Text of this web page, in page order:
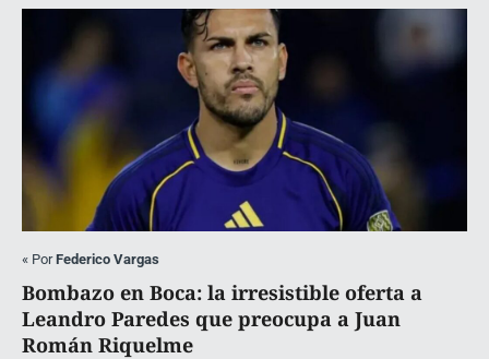
« PorFederico Vargas
Bombazo en Boca: la irresistible oferta a
Leandro Paredes que preocupa a Juan
Román Riquelme